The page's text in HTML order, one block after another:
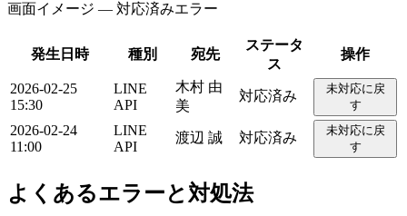
画面イメージ ― 対応済みエラー
発生日時 種別 宛先
ステータ
ス
操作
2026-02-25
15:30
LINE
API
木村 由
美
対応済み
未対応に戻
す
2026-02-24
11:00
LINE
API
渡辺 誠 対応済み
未対応に戻
す
よくあるエラーと対処法